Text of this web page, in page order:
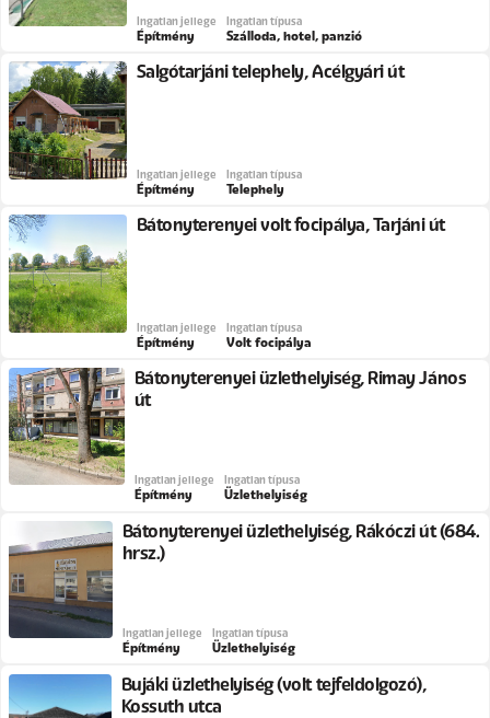
Ingatlan jellege
Építmény
Ingatlan típusa
Szálloda, hotel, panzió
Salgótarjáni telephely, Acélgyári út
Ingatlan jellege
Építmény
Ingatlan típusa
Telephely
Bátonyterenyei volt focipálya, Tarjáni út
Ingatlan jellege
Építmény
Ingatlan típusa
Volt focipálya
Bátonyterenyei üzlethelyiség, Rimay János
út
Ingatlan jellege
Építmény
Ingatlan típusa
Üzlethelyiség
Bátonyterenyei üzlethelyiség, Rákóczi út (684.
hrsz.)
Ingatlan jellege
Építmény
Ingatlan típusa
Üzlethelyiség
Bujáki üzlethelyiség (volt tejfeldolgozó),
Kossuth utca